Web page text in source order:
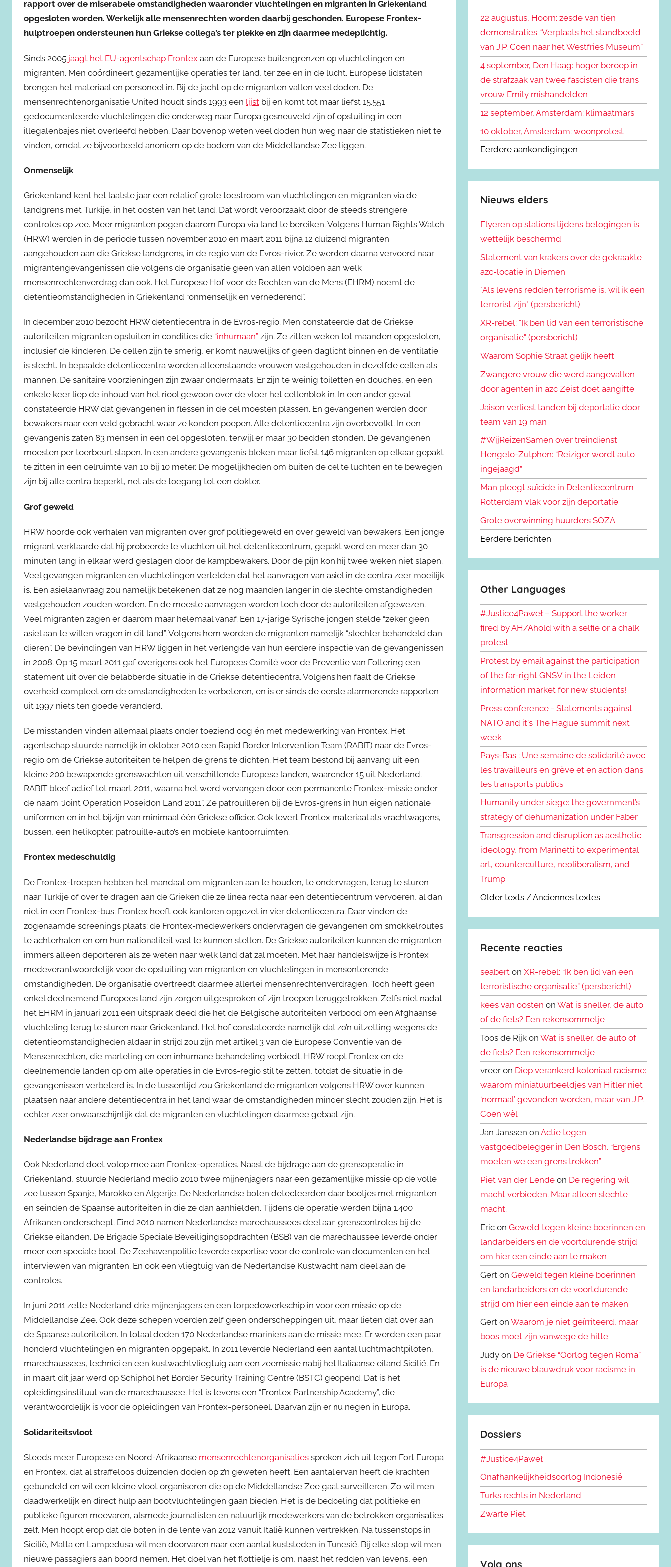
rapport over de miserabele omstandigheden waaronder vluchtelingen en migranten in Griekenland
opgesloten worden. Werkelijk alle mensenrechten worden daarbij geschonden. Europese Frontex-
hulptroepen ondersteunen hun Griekse collega’s ter plekke en zijn daarmee medeplichtig.
Sinds 2005 jaagt het EU-agentschap Frontex aan de Europese buitengrenzen op vluchtelingen en
migranten. Men coördineert gezamenlijke operaties ter land, ter zee en in de lucht. Europese lidstaten
brengen het materiaal en personeel in. Bij de jacht op de migranten vallen veel doden. De
mensenrechtenorganisatie United houdt sinds 1993 een lijst bij en komt tot maar liefst 15.551
gedocumenteerde vluchtelingen die onderweg naar Europa gesneuveld zijn of opsluiting in een
illegalenbajes niet overleefd hebben. Daar bovenop weten veel doden hun weg naar de statistieken niet te
vinden, omdat ze bijvoorbeeld anoniem op de bodem van de Middellandse Zee liggen.
Onmenselijk
Griekenland kent het laatste jaar een relatief grote toestroom van vluchtelingen en migranten via de
landgrens met Turkije, in het oosten van het land. Dat wordt veroorzaakt door de steeds strengere
controles op zee. Meer migranten pogen daarom Europa via land te bereiken. Volgens Human Rights Watch
(HRW) werden in de periode tussen november 2010 en maart 2011 bijna 12 duizend migranten
aangehouden aan die Griekse landgrens, in de regio van de Evros-rivier. Ze werden daarna vervoerd naar
migrantengevangenissen die volgens de organisatie geen van allen voldoen aan welk
mensenrechtenverdrag dan ook. Het Europese Hof voor de Rechten van de Mens (EHRM) noemt de
detentieomstandigheden in Griekenland “onmenselijk en vernederend”.
In december 2010 bezocht HRW detentiecentra in de Evros-regio. Men constateerde dat de Griekse
autoriteiten migranten opsluiten in condities die “inhumaan” zijn. Ze zitten weken tot maanden opgesloten,
inclusief de kinderen. De cellen zijn te smerig, er komt nauwelijks of geen daglicht binnen en de ventilatie
is slecht. In bepaalde detentiecentra worden alleenstaande vrouwen vastgehouden in dezelfde cellen als
mannen. De sanitaire voorzieningen zijn zwaar ondermaats. Er zijn te weinig toiletten en douches, en een
enkele keer liep de inhoud van het riool gewoon over de vloer het cellenblok in. In een ander geval
constateerde HRW dat gevangenen in flessen in de cel moesten plassen. En gevangenen werden door
bewakers naar een veld gebracht waar ze konden poepen. Alle detentiecentra zijn overbevolkt. In een
gevangenis zaten 83 mensen in een cel opgesloten, terwijl er maar 30 bedden stonden. De gevangenen
moesten per toerbeurt slapen. In een andere gevangenis bleken maar liefst 146 migranten op elkaar gepakt
te zitten in een celruimte van 10 bij 10 meter. De mogelijkheden om buiten de cel te luchten en te bewegen
zijn bij alle centra beperkt, net als de toegang tot een dokter.
Grof geweld
HRW hoorde ook verhalen van migranten over grof politiegeweld en over geweld van bewakers. Een jonge
migrant verklaarde dat hij probeerde te vluchten uit het detentiecentrum, gepakt werd en meer dan 30
minuten lang in elkaar werd geslagen door de kampbewakers. Door de pijn kon hij twee weken niet slapen.
Veel gevangen migranten en vluchtelingen vertelden dat het aanvragen van asiel in de centra zeer moeilijk
is. Een asielaanvraag zou namelijk betekenen dat ze nog maanden langer in de slechte omstandigheden
vastgehouden zouden worden. En de meeste aanvragen worden toch door de autoriteiten afgewezen.
Veel migranten zagen er daarom maar helemaal vanaf. Een 17-jarige Syrische jongen stelde “zeker geen
asiel aan te willen vragen in dit land”. Volgens hem worden de migranten namelijk “slechter behandeld dan
dieren”. De bevindingen van HRW liggen in het verlengde van hun eerdere inspectie van de gevangenissen
in 2008. Op 15 maart 2011 gaf overigens ook het Europees Comité voor de Preventie van Foltering een
statement uit over de belabberde situatie in de Griekse detentiecentra. Volgens hen faalt de Griekse
overheid compleet om de omstandigheden te verbeteren, en is er sinds de eerste alarmerende rapporten
uit 1997 niets ten goede veranderd.
De misstanden vinden allemaal plaats onder toeziend oog én met medewerking van Frontex. Het
agentschap stuurde namelijk in oktober 2010 een Rapid Border Intervention Team (RABIT) naar de Evros-
regio om de Griekse autoriteiten te helpen de grens te dichten. Het team bestond bij aanvang uit een
kleine 200 bewapende grenswachten uit verschillende Europese landen, waaronder 15 uit Nederland.
RABIT bleef actief tot maart 2011, waarna het werd vervangen door een permanente Frontex-missie onder
de naam “Joint Operation Poseidon Land 2011”. Ze patrouilleren bij de Evros-grens in hun eigen nationale
uniformen en in het bijzijn van minimaal één Griekse officier. Ook levert Frontex materiaal als vrachtwagens,
bussen, een helikopter, patrouille-auto’s en mobiele kantoorruimten.
Frontex medeschuldig
De Frontex-troepen hebben het mandaat om migranten aan te houden, te ondervragen, terug te sturen
naar Turkije of over te dragen aan de Grieken die ze linea recta naar een detentiecentrum vervoeren, al dan
niet in een Frontex-bus. Frontex heeft ook kantoren opgezet in vier detentiecentra. Daar vinden de
zogenaamde screenings plaats: de Frontex-medewerkers ondervragen de gevangenen om smokkelroutes
te achterhalen en om hun nationaliteit vast te kunnen stellen. De Griekse autoriteiten kunnen de migranten
immers alleen deporteren als ze weten naar welk land dat zal moeten. Met haar handelswijze is Frontex
medeverantwoordelijk voor de opsluiting van migranten en vluchtelingen in mensonterende
omstandigheden. De organisatie overtreedt daarmee allerlei mensenrechtenverdragen. Toch heeft geen
enkel deelnemend Europees land zijn zorgen uitgesproken of zijn troepen teruggetrokken. Zelfs niet nadat
het EHRM in januari 2011 een uitspraak deed die het de Belgische autoriteiten verbood om een Afghaanse
vluchteling terug te sturen naar Griekenland. Het hof constateerde namelijk dat zo’n uitzetting wegens de
detentieomstandigheden aldaar in strijd zou zijn met artikel 3 van de Europese Conventie van de
Mensenrechten, die marteling en een inhumane behandeling verbiedt. HRW roept Frontex en de
deelnemende landen op om alle operaties in de Evros-regio stil te zetten, totdat de situatie in de
gevangenissen verbeterd is. In de tussentijd zou Griekenland de migranten volgens HRW over kunnen
plaatsen naar andere detentiecentra in het land waar de omstandigheden minder slecht zouden zijn. Het is
echter zeer onwaarschijnlijk dat de migranten en vluchtelingen daarmee gebaat zijn.
Nederlandse bijdrage aan Frontex
Ook Nederland doet volop mee aan Frontex-operaties. Naast de bijdrage aan de grensoperatie in
Griekenland, stuurde Nederland medio 2010 twee mijnenjagers naar een gezamenlijke missie op de volle
zee tussen Spanje, Marokko en Algerije. De Nederlandse boten detecteerden daar bootjes met migranten
en seinden de Spaanse autoriteiten in die ze dan aanhielden. Tijdens de operatie werden bijna 1.400
Afrikanen onderschept. Eind 2010 namen Nederlandse marechaussees deel aan grenscontroles bij de
Griekse eilanden. De Brigade Speciale Beveiligingsopdrachten (BSB) van de marechaussee leverde onder
meer een speciale boot. De Zeehavenpolitie leverde expertise voor de controle van documenten en het
interviewen van migranten. En ook een vliegtuig van de Nederlandse Kustwacht nam deel aan de
controles.
In juni 2011 zette Nederland drie mijnenjagers en een torpedowerkschip in voor een missie op de
Middellandse Zee. Ook deze schepen voerden zelf geen onderscheppingen uit, maar lieten dat over aan
de Spaanse autoriteiten. In totaal deden 170 Nederlandse mariniers aan de missie mee. Er werden een paar
honderd vluchtelingen en migranten opgepakt. In 2011 leverde Nederland een aantal luchtmachtpiloten,
marechaussees, technici en een kustwachtvliegtuig aan een zeemissie nabij het Italiaanse eiland Sicilië. En
in maart dit jaar werd op Schiphol het Border Security Training Centre (BSTC) geopend. Dat is het
opleidingsinstituut van de marechaussee. Het is tevens een “Frontex Partnership Academy”, die
verantwoordelijk is voor de opleidingen van Frontex-personeel. Daarvan zijn er nu negen in Europa.
Solidariteitsvloot
Steeds meer Europese en Noord-Afrikaanse mensenrechtenorganisaties spreken zich uit tegen Fort Europa
en Frontex, dat al straffeloos duizenden doden op z’n geweten heeft. Een aantal ervan heeft de krachten
gebundeld en wil een kleine vloot organiseren die op de Middellandse Zee gaat surveilleren. Zo wil men
daadwerkelijk en direct hulp aan bootvluchtelingen gaan bieden. Het is de bedoeling dat politieke en
publieke figuren meevaren, alsmede journalisten en natuurlijk medewerkers van de betrokken organisaties
zelf. Men hoopt erop dat de boten in de lente van 2012 vanuit Italië kunnen vertrekken. Na tussenstops in
Sicilië, Malta en Lampedusa wil men doorvaren naar een aantal kuststeden in Tunesië. Bij elke stop wil men
nieuwe passagiers aan boord nemen. Het doel van het flottielje is om, naast het redden van levens, een
n
a
a
r
:
n
22 augustus, Hoorn: zesde van tien
demonstraties “Verplaats het standbeeld
van J.P. Coen naar het Westfries Museum”
4 september, Den Haag: hoger beroep in
de strafzaak van twee fascisten die trans
vrouw Emily mishandelden
12 september, Amsterdam: klimaatmars
10 oktober, Amsterdam: woonprotest
Eerdere aankondigingen
Nieuws elders
Flyeren op stations tijdens betogingen is
wettelijk beschermd
Statement van krakers over de gekraakte
azc-locatie in Diemen
"Als levens redden terrorisme is, wil ik een
terrorist zijn" (persbericht)
XR-rebel: "Ik ben lid van een terroristische
organisatie" (persbericht)
Waarom Sophie Straat gelijk heeft
Zwangere vrouw die werd aangevallen
door agenten in azc Zeist doet aangifte
Jaison verliest tanden bij deportatie door
team van 19 man
#WijReizenSamen over treindienst
Hengelo-Zutphen: “Reiziger wordt auto
ingejaagd”
Man pleegt suïcide in Detentiecentrum
Rotterdam vlak voor zijn deportatie
Grote overwinning huurders SOZA
Eerdere berichten
Other Languages
#Justice4Paweł – Support the worker
fired by AH/Ahold with a selfie or a chalk
protest
Protest by email against the participation
of the far-right GNSV in the Leiden
information market for new students!
Press conference - Statements against
NATO and it's The Hague summit next
week
Pays-Bas : Une semaine de solidarité avec
les travailleurs en grève et en action dans
les transports publics
Humanity under siege: the government’s
strategy of dehumanization under Faber
Transgression and disruption as aesthetic
ideology, from Marinetti to experimental
art, counterculture, neoliberalism, and
Trump
Older texts / Anciennes textes
Recente reacties
seabert onXR-rebel: “Ik ben lid van een
terroristische organisatie” (persbericht)
kees van oosten onWat is sneller, de auto
of de fiets? Een rekensommetje
Toos de Rijk onWat is sneller, de auto of
de fiets? Een rekensommetje
vreer on Diep verankerd koloniaal racisme:
waarom miniatuurbeeldjes van Hitler niet
‘normaal’ gevonden worden, maar van J.P.
Coen wèl
Jan Janssen onActie tegen
vastgoedbelegger in Den Bosch. “Ergens
moeten we een grens trekken”
Piet van der Lende on De regering wil
macht verbieden. Maar alleen slechte
macht.
Eric onGeweld tegen kleine boerinnen en
landarbeiders en de voortdurende strijd
om hier een einde aan te maken
Gert onGeweld tegen kleine boerinnen
en landarbeiders en de voortdurende
strijd om hier een einde aan te maken
Gert onWaarom je niet geïrriteerd, maar
boos moet zijn vanwege de hitte
Judy on De Griekse “Oorlog tegen Roma”
is de nieuwe blauwdruk voor racisme in
Europa
Dossiers
#Justice4Paweł
Onafhankelijkheidsoorlog Indonesië
Turks rechts in Nederland
Zwarte Piet
Volg ons